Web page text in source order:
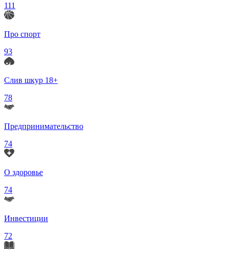
111
Про спорт
93
Слив шкур 18+
78
Предпринимательство
74
О здоровье
74
Инвестиции
72